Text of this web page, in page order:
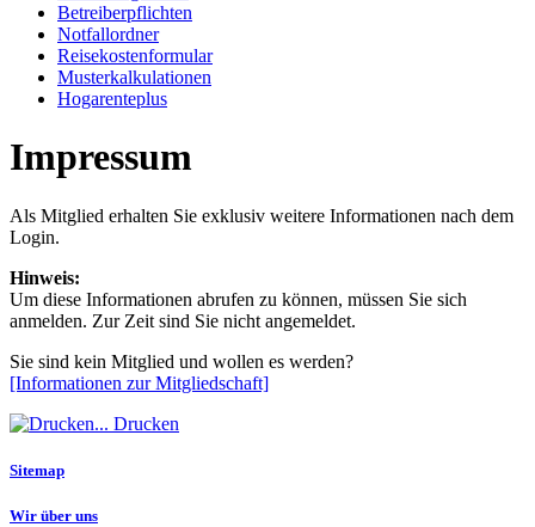
Betreiberpflichten
Notfallordner
Reisekostenformular
Musterkalkulationen
Hogarenteplus
Impressum
Als Mitglied erhalten Sie exklusiv weitere Informationen nach dem
Login.
Hinweis:
Um diese Informationen abrufen zu können, müssen Sie sich
anmelden. Zur Zeit sind Sie nicht angemeldet.
Sie sind kein Mitglied und wollen es werden?
[Informationen zur Mitgliedschaft]
Drucken
Sitemap
Wir über uns